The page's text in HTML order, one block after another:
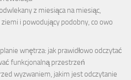
z miesiąca na miesiąc,
i powodujący podobny, co owo
wnętrza: jak prawidłowo odczytać
funkcjonalną przestrzeń
wyzwaniem, jakim jest odczytanie